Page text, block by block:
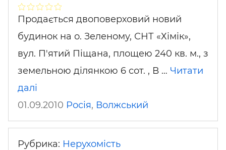
Продається двоповерховий новий
будинок на о. Зеленому, СНТ «Хімік»,
вул. П'ятий Піщана, площею 240 кв. м., з
земельною ділянкою 6 сот. , В … Читати
далі
01.09.2010 Росія, Волжський
Рубрика: Нерухомість